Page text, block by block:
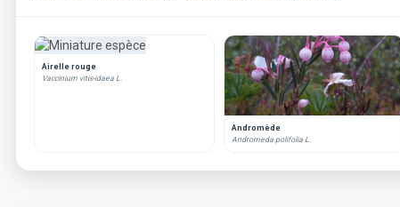
Airelle rouge
Vaccinium vitis-idaea L.
Andromède
Andromeda polifolia L.